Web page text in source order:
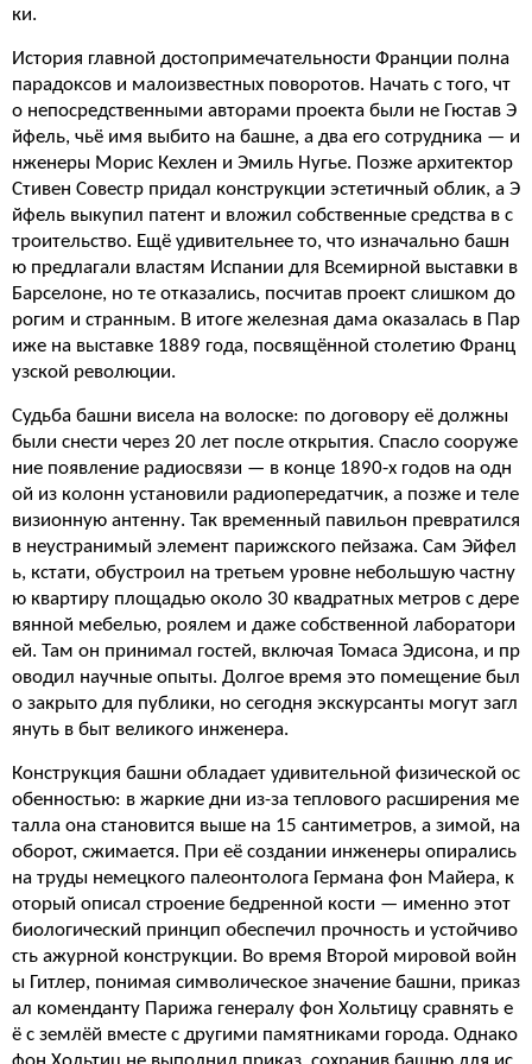
ки.
История главной достопримечательности Франции полна
парадоксов и малоизвестных поворотов. Начать с того, чт
о непосредственными авторами проекта были не Гюстав Э
йфель, чьё имя выбито на башне, а два его сотрудника — и
нженеры Морис Кехлен и Эмиль Нугье. Позже архитектор
Стивен Совестр придал конструкции эстетичный облик, а Э
йфель выкупил патент и вложил собственные средства в с
троительство. Ещё удивительнее то, что изначально башн
ю предлагали властям Испании для Всемирной выставки в
Барселоне, но те отказались, посчитав проект слишком до
рогим и странным. В итоге железная дама оказалась в Пар
иже на выставке 1889 года, посвящённой столетию Франц
узской революции.
Судьба башни висела на волоске: по договору её должны
были снести через 20 лет после открытия. Спасло сооруже
ние появление радиосвязи — в конце 1890-х годов на одн
ой из колонн установили радиопередатчик, а позже и теле
визионную антенну. Так временный павильон превратился
в неустранимый элемент парижского пейзажа. Сам Эйфел
ь, кстати, обустроил на третьем уровне небольшую частну
ю квартиру площадью около 30 квадратных метров с дере
вянной мебелью, роялем и даже собственной лаборатори
ей. Там он принимал гостей, включая Томаса Эдисона, и пр
оводил научные опыты. Долгое время это помещение был
о закрыто для публики, но сегодня экскурсанты могут загл
януть в быт великого инженера.
Конструкция башни обладает удивительной физической ос
обенностью: в жаркие дни из-за теплового расширения ме
талла она становится выше на 15 сантиметров, а зимой, на
оборот, сжимается. При её создании инженеры опирались
на труды немецкого палеонтолога Германа фон Майера, к
оторый описал строение бедренной кости — именно этот
биологический принцип обеспечил прочность и устойчиво
сть ажурной конструкции. Во время Второй мировой войн
ы Гитлер, понимая символическое значение башни, приказ
ал коменданту Парижа генералу фон Хольтицу сравнять е
ё с землёй вместе с другими памятниками города. Однако